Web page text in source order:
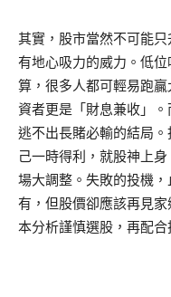
其實，股市當然不可能
有地心吸力的威力。低
算，很多人都可輕易跑
資者更是「財息兼收」
逃不出長賭必輸的結局
己一時得利，就股神上
場大調整。失敗的投機
有，但股價卻應該再見
本分析謹慎選股，再配合